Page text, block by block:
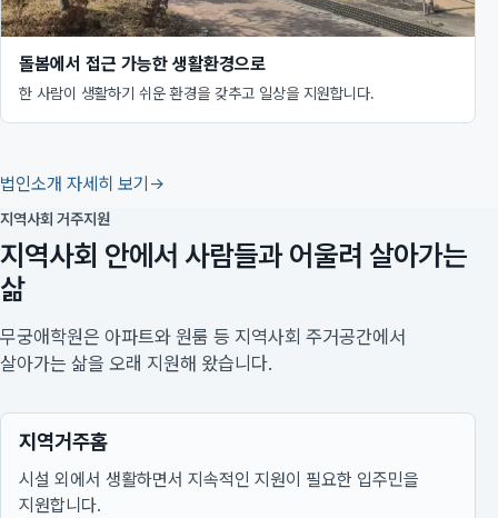
돌봄에서 접근 가능한 생활환경으로
한 사람이 생활하기 쉬운 환경을 갖추고 일상을 지원합니다.
법인소개 자세히 보기
지역사회 거주지원
지역사회 안에서 사람들과 어울려 살아가는
삶
무궁애학원은 아파트와 원룸 등 지역사회 주거공간에서
살아가는 삶을 오래 지원해 왔습니다.
지역거주홈
시설 외에서 생활하면서 지속적인 지원이 필요한 입주민을
지원합니다.